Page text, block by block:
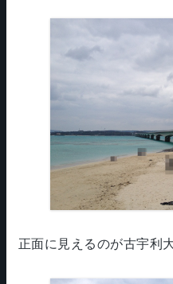
正面に見えるのが古宇利